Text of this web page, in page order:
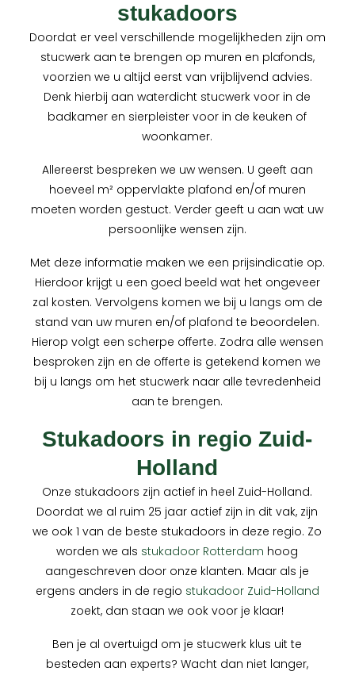
stukadoors
Doordat er veel verschillende mogelijkheden zijn om
stucwerk aan te brengen op muren en plafonds,
voorzien we u altijd eerst van vrijblijvend advies.
Denk hierbij aan waterdicht stucwerk voor in de
badkamer en sierpleister voor in de keuken of
woonkamer.
Allereerst bespreken we uw wensen. U geeft aan
hoeveel m² oppervlakte plafond en/of muren
moeten worden gestuct. Verder geeft u aan wat uw
persoonlijke wensen zijn.
Met deze informatie maken we een prijsindicatie op.
Hierdoor krijgt u een goed beeld wat het ongeveer
zal kosten. Vervolgens komen we bij u langs om de
stand van uw muren en/of plafond te beoordelen.
Hierop volgt een scherpe offerte. Zodra alle wensen
besproken zijn en de offerte is getekend komen we
bij u langs om het stucwerk naar alle tevredenheid
aan te brengen.
Stukadoors in regio Zuid-
Holland
Onze stukadoors zijn actief in heel Zuid-Holland.
Doordat we al ruim 25 jaar actief zijn in dit vak, zijn
we ook 1 van de beste stukadoors in deze regio. Zo
worden we als stukadoor Rotterdam hoog
aangeschreven door onze klanten. Maar als je
ergens anders in de regio stukadoor Zuid-Holland
zoekt, dan staan we ook voor je klaar!
Ben je al overtuigd om je stucwerk klus uit te
besteden aan experts? Wacht dan niet langer,